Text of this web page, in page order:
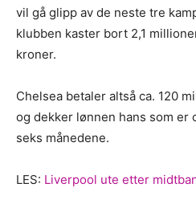
vil gå glipp av de neste tre
klubben kaster bort 2,1
kroner.
Chelsea betaler altså ca. 120
og dekker lønnen hans som er
seks månedene.
LES: Liverpool ute etter